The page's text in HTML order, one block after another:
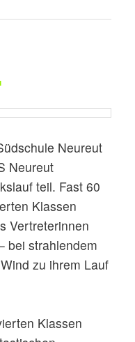
Neureut
Neureut
teil. Fast 60
Klassen
Vertreterinnen
bei strahlendem
zu ihrem Lauf
Klassen